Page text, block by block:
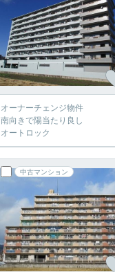
オーナーチェンジ物件
南向きで陽当たり良し
オートロック
中古マンション